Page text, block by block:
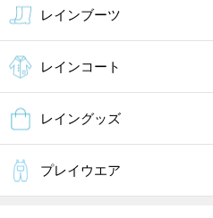
レインブーツ
レインコート
レイングッズ
プレイウエア